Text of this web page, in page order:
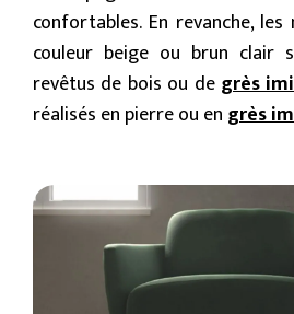
confortables. En revanche,
couleur beige ou brun clair
revêtus de bois ou de grès
réalisés en pierre ou en grès